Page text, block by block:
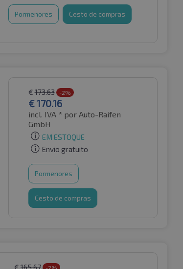
Pormenores Cesto de compras
€173.63 -2%
€170.16
incl. IVA * por Auto-Raifen
GmbH
EM ESTOQUE
Envio gratuito
Pormenores
Cesto de compras